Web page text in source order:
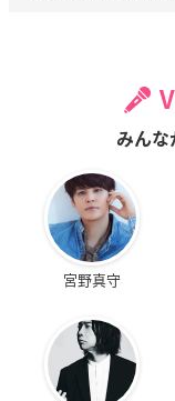
みんな
宮野真守